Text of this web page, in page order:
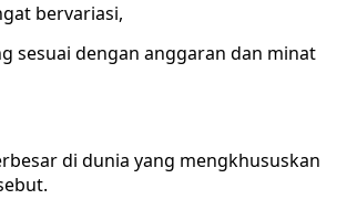
bervariasi,
sesuai dengan anggaran dan minat
di dunia yang mengkhususkan